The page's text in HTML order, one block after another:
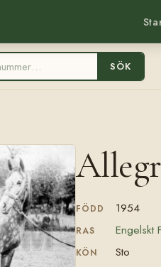
SÖK
FÖDD 1954
RAS Engelskt
KÖN Sto